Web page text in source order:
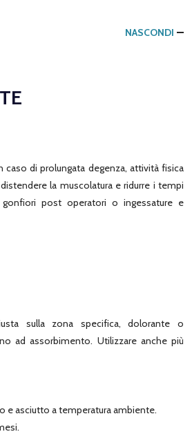
NASCONDI
caso di prolungata degenza, attività fisica
la muscolatura e ridurre i tempi
post operatori o ingessature e
sulla zona specifica, dolorante o
ad assorbimento. Utilizzare anche più
e asciutto a temperatura ambiente.